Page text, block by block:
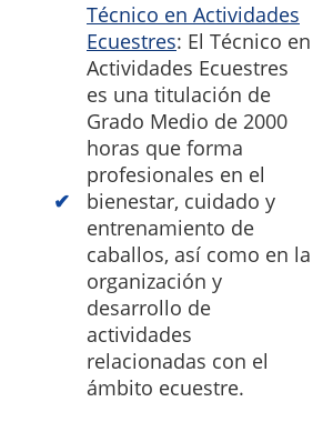
Técnico en Actividades
Ecuestres: El Técnico en
Actividades Ecuestres
es una titulación de
Grado Medio de 2000
horas que forma
profesionales en el
bienestar, cuidado y
entrenamiento de
caballos, así como en la
organización y
desarrollo de
actividades
relacionadas con el
ámbito ecuestre.